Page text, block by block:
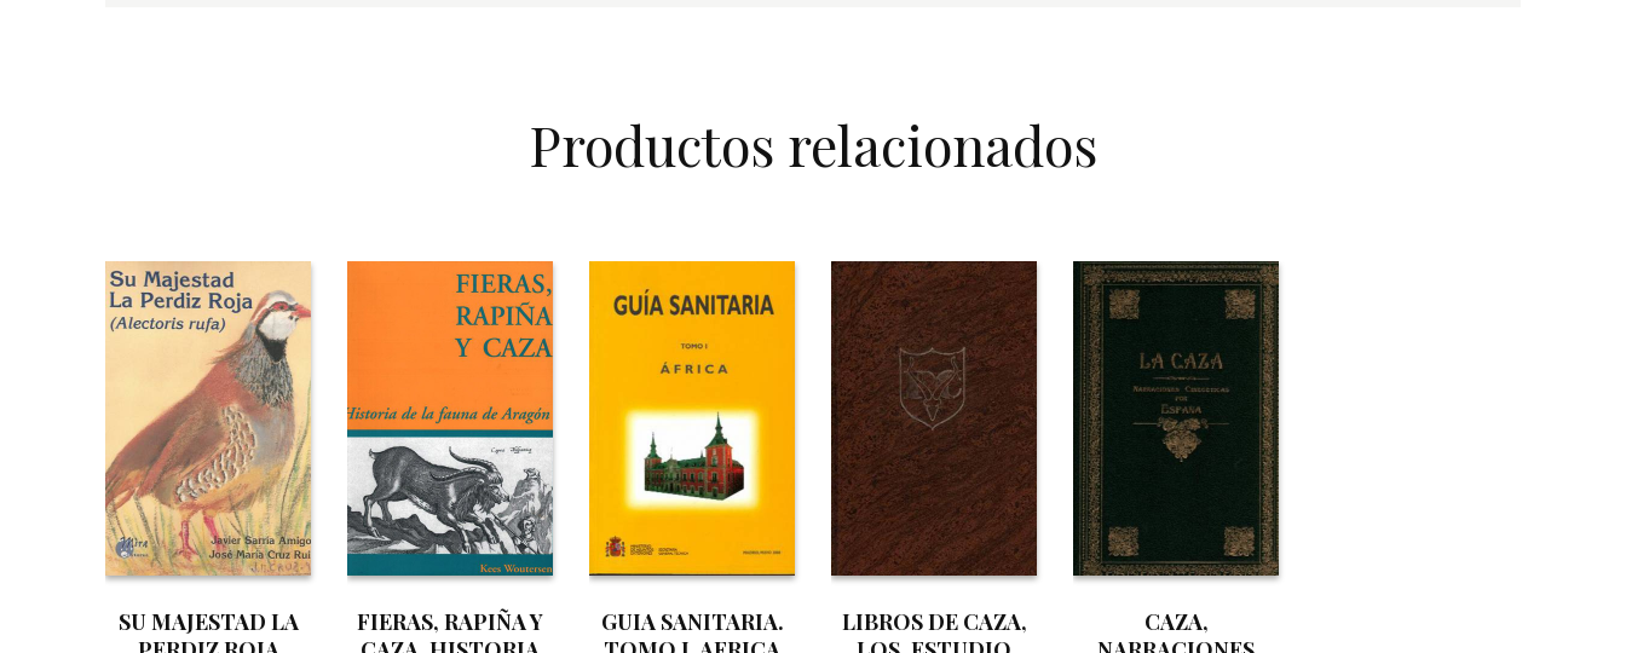
Productos relacionados
SU MAJESTAD LA
FIERAS, RAPIÑA Y
GUIA SANITARIA.
LIBROS DE CAZA,
CAZA,